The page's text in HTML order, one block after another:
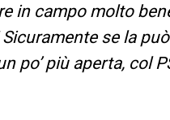
in campo molto
se la
po’ più aperta, col